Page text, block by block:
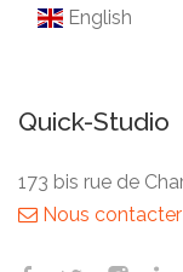
English
Quick-Studio
173 bis rue de
Nous contacter